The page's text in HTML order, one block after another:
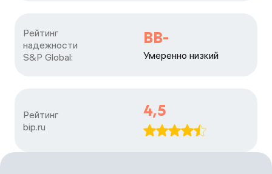
Рейтинг
надежности
S&P Global:
BB-
Умеренно низкий
Рейтинг
bip.ru
4,5